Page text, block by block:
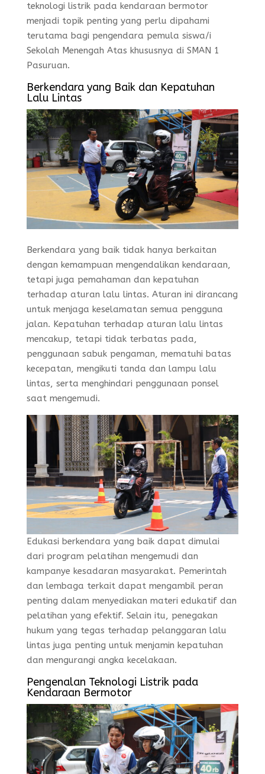
teknologi listrik pada kendaraan bermotor
menjadi topik penting yang perlu dipahami
terutama bagi pengendara pemula siswa/i
Sekolah Menengah Atas khususnya di SMAN 1
Pasuruan.
Berkendara yang Baik dan Kepatuhan
Lalu Lintas
Berkendara yang baik tidak hanya berkaitan
dengan kemampuan mengendalikan kendaraan,
tetapi juga pemahaman dan kepatuhan
terhadap aturan lalu lintas. Aturan ini dirancang
untuk menjaga keselamatan semua pengguna
jalan. Kepatuhan terhadap aturan lalu lintas
mencakup, tetapi tidak terbatas pada,
penggunaan sabuk pengaman, mematuhi batas
kecepatan, mengikuti tanda dan lampu lalu
lintas, serta menghindari penggunaan ponsel
saat mengemudi.
Edukasi berkendara yang baik dapat dimulai
dari program pelatihan mengemudi dan
kampanye kesadaran masyarakat. Pemerintah
dan lembaga terkait dapat mengambil peran
penting dalam menyediakan materi edukatif dan
pelatihan yang efektif. Selain itu, penegakan
hukum yang tegas terhadap pelanggaran lalu
lintas juga penting untuk menjamin kepatuhan
dan mengurangi angka kecelakaan.
Pengenalan Teknologi Listrik pada
Kendaraan Bermotor